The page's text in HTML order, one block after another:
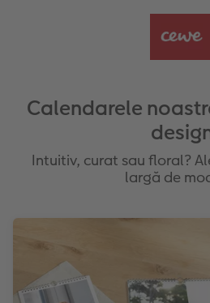
Calendarele
Intuitiv, curat sau floral?
largă de